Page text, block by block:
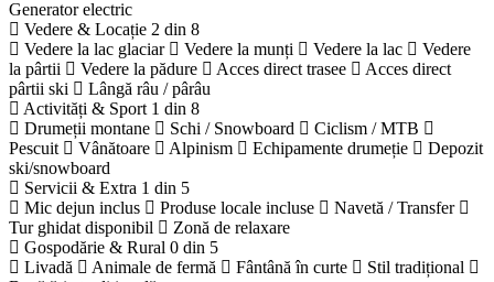
Generator electric
Vedere & Locație 2 din 8
Vedere la lac glaciar
Vedere la munți Vedere la lac
Vedere
la pârtii
Vedere la pădure Acces direct trasee
Acces direct
pârtii ski
Lângă râu / pârâu
Activități & Sport 1 din 8
Drumeții montane
Schi / Snowboard
Ciclism / MTB
Pescuit
Vânătoare Alpinism Echipamente drumeție
Depozit
ski/snowboard
Servicii & Extra 1 din 5
Mic dejun inclus
Produse locale incluse
Navetă / Transfer
Tur ghidat disponibil
Zonă de relaxare
Gospodărie & Rural 0 din 5
Livadă
Animale de fermă Fântână în curte
Stil tradițional